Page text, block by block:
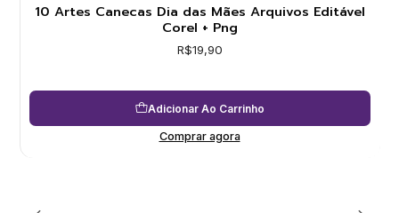
10 Artes Canecas Dia das Mães Arquivos Editável
Corel + Png
R$19,90
Adicionar Ao Carrinho
Comprar agora